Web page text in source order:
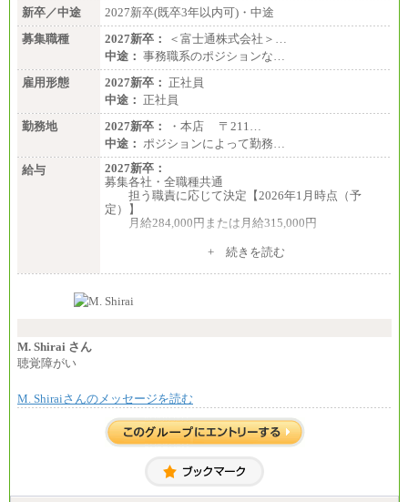
※キャリアや能力等を考慮の上、当社規定により確
定します
※残業手当：別途支給
※固定給に固定残業代含まず
※試用期間中も給与に変更なし
新卒／中途
2027新卒(既卒3年以内可)・中途
募集職種
2027新卒：
＜富士通株式会社＞…
中途： 事務職系のポジションな…
雇用形態
2027新卒： 正社員
中途： 正社員
勤務地
2027新卒：
・本店 〒211…
中途： ポジションによって勤務…
給与
2027新卒：
募集各社・全職種共通
担う職責に応じて決定【2026年1月時点（予
定）】
月給284,000円または月給315,000円
※入社後早期から、自律的な業務遂行が求めら
す。
い職責を担う方については、さらに高い金額を個別
※上記に加え、所定労働時間外に勤務をした場
※試用期間中も給与に変更はございません。
＜募集各社・全職種共通＞
月給21万円以上～
+ 続きを読む
M. Shirai さん
聴覚障がい
M. Shiraiさんのメッセージを読む